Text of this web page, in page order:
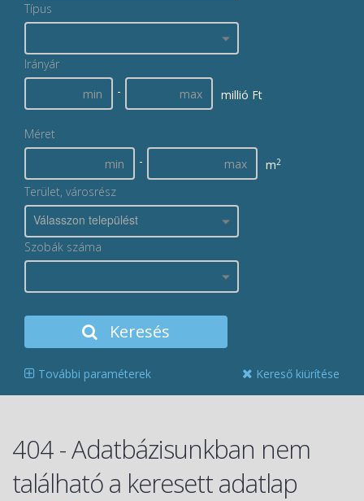
Típus
Irányár
-
millió Ft
Méret
-
m2
Terület, városrész
Válasszon települést
Szobák száma
Keresés
További paraméterek Kereső kiürítése
404 - Adatbázisunkban nem
található a keresett adatlap